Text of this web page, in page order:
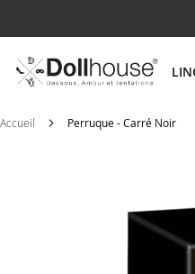
#
Accueil Perruque - Carré Noir